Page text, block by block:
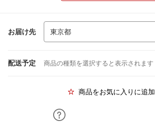
お届け先
配送予定 商品の種類を選択すると表示されます
商品をお気に入りに追加